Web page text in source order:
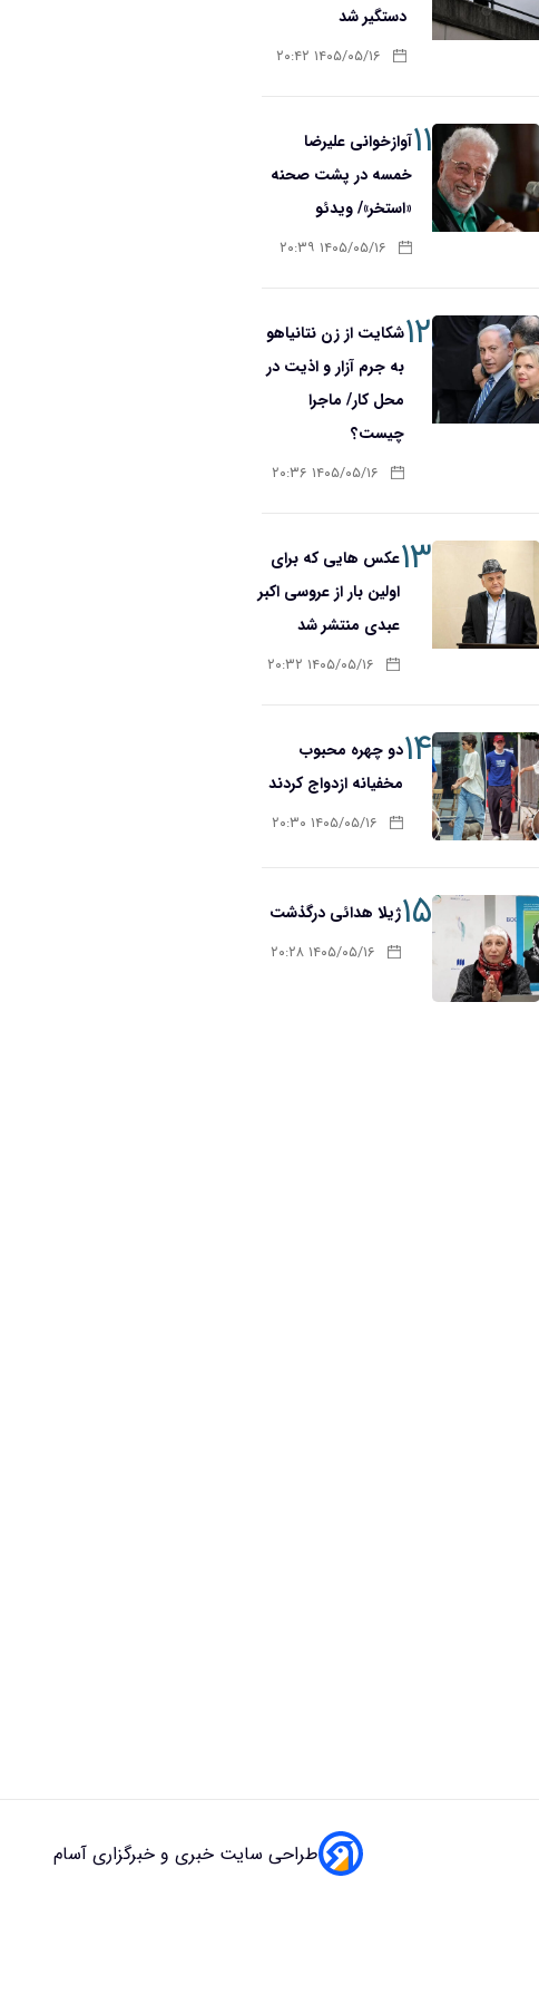
دستگیر شد
۱۴۰۵/۰۵/۱۶ ۲۰:۴۲
۱۱آوازخوانی علیرضا
خمسه در پشت صحنه
«استخر»/ ویدئو
۱۴۰۵/۰۵/۱۶ ۲۰:۳۹
۱۲شکایت از زن نتانیاهو
به جرم آزار و اذیت در
محل کار/ ماجرا
چیست؟
۱۴۰۵/۰۵/۱۶ ۲۰:۳۶
۱۳عکس هایی که برای
اولین بار از عروسی اکبر
عبدی منتشر شد
۱۴۰۵/۰۵/۱۶ ۲۰:۳۲
۱۴دو چهره محبوب
مخفیانه ازدواج کردند
۱۴۰۵/۰۵/۱۶ ۲۰:۳۰
۱۵ژیلا هدائی درگذشت
۱۴۰۵/۰۵/۱۶ ۲۰:۲۸
طراحی سایت خبری و خبرگزاری آسام